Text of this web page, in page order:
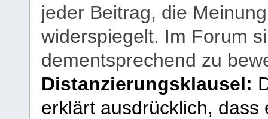
jeder Beitrag, die
widerspiegelt. Im Forum
dementsprechend zu
Distanzierungsklausel:
erklärt ausdrücklich,